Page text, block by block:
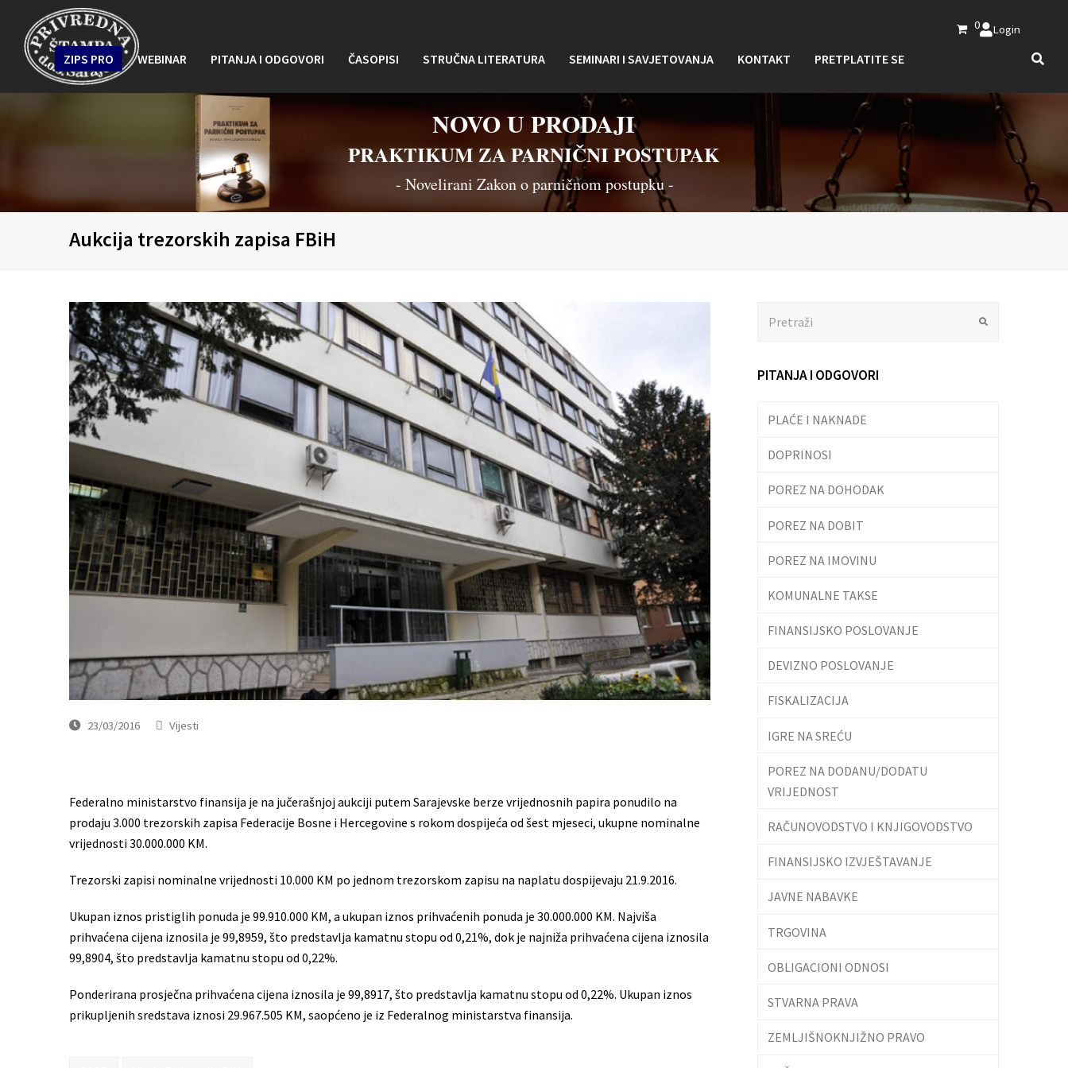
0 Login
ZIPS PRO WEBINAR PITANJA I ODGOVORI ČASOPISI STRUČNA LITERATURA SEMINARI I SAVJETOVANJA KONTAKT PRETPLATITE SE
NOVO U PRODAJI
PRAKTIKUM ZA PARNIČNI POSTUPAK
- Novelirani Zakon o parničnom postupku -
Aukcija trezorskih zapisa FBiH
23/03/2016 Vijesti
Federalno ministarstvo finansija je na jučerašnjoj aukciji putem Sarajevske berze vrijednosnih papira ponudilo na
prodaju 3.000 trezorskih zapisa Federacije Bosne i Hercegovine s rokom dospijeća od šest mjeseci, ukupne nominalne
vrijednosti 30.000.000 KM.
Trezorski zapisi nominalne vrijednosti 10.000 KM po jednom trezorskom zapisu na naplatu dospijevaju 21.9.2016.
Ukupan iznos pristiglih ponuda je 99.910.000 KM, a ukupan iznos prihvaćenih ponuda je 30.000.000 KM. Najviša
prihvaćena cijena iznosila je 99,8959, što predstavlja kamatnu stopu od 0,21%, dok je najniža prihvaćena cijena iznosila
99,8904, što predstavlja kamatnu stopu od 0,22%.
Ponderirana prosječna prihvaćena cijena iznosila je 99,8917, što predstavlja kamatnu stopu od 0,22%. Ukupan iznos
prikupljenih sredstava iznosi 29.967.505 KM, saopćeno je iz Federalnog ministarstva finansija.
PITANJA I ODGOVORI
PLAĆE I NAKNADE
DOPRINOSI
POREZ NA DOHODAK
POREZ NA DOBIT
POREZ NA IMOVINU
KOMUNALNE TAKSE
FINANSIJSKO POSLOVANJE
DEVIZNO POSLOVANJE
FISKALIZACIJA
IGRE NA SREĆU
POREZ NA DODANU/DODATU
VRIJEDNOST
RAČUNOVODSTVO I KNJIGOVODSTVO
FINANSIJSKO IZVJEŠTAVANJE
JAVNE NABAVKE
TRGOVINA
OBLIGACIONI ODNOSI
STVARNA PRAVA
ZEMLJIŠNOKNJIŽNO PRAVO